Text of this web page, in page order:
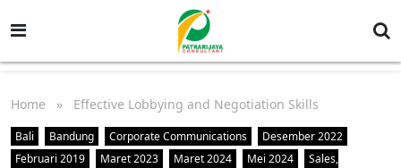
Home » Effective Lobbying and Negotiation Skills
Bali Bandung Corporate Communications
Desember 2022
Februari 2019
Maret 2023 Maret 2024 Mei 2024
Sales,